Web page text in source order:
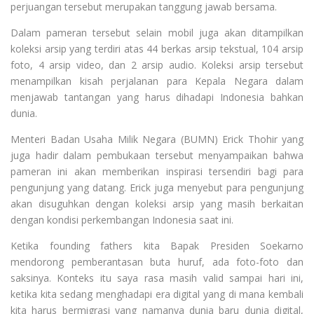
perjuangan tersebut merupakan tanggung jawab bersama.
Dalam pameran tersebut selain mobil juga akan ditampilkan
koleksi arsip yang terdiri atas 44 berkas arsip tekstual, 104 arsip
foto, 4 arsip video, dan 2 arsip audio. Koleksi arsip tersebut
menampilkan kisah perjalanan para Kepala Negara dalam
menjawab tantangan yang harus dihadapi Indonesia bahkan
dunia.
Menteri Badan Usaha Milik Negara (BUMN) Erick Thohir yang
juga hadir dalam pembukaan tersebut menyampaikan bahwa
pameran ini akan memberikan inspirasi tersendiri bagi para
pengunjung yang datang. Erick juga menyebut para pengunjung
akan disuguhkan dengan koleksi arsip yang masih berkaitan
dengan kondisi perkembangan Indonesia saat ini.
Ketika founding fathers kita Bapak Presiden Soekarno
mendorong pemberantasan buta huruf, ada foto-foto dan
saksinya. Konteks itu saya rasa masih valid sampai hari ini,
ketika kita sedang menghadapi era digital yang di mana kembali
kita harus bermigrasi yang namanya dunia baru dunia digital,